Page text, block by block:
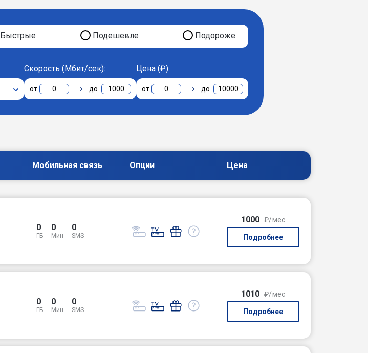
Быстрые Подешевле Подороже
Скорость (Мбит/сек):
0 1000
Цена (₽):
0 10000
Мобильная связь Опции Цена
0
ГБ
0
Мин
0
SMS
1000 ₽/мес
Подробнее
0
ГБ
0
Мин
0
SMS
1010 ₽/мес
Подробнее